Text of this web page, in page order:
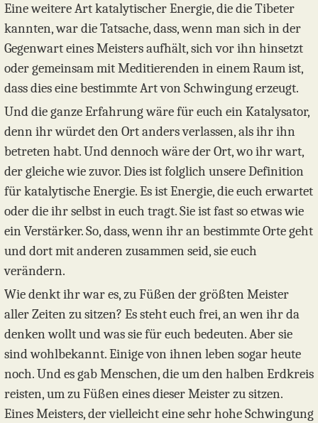
Eine weitere Art katalytischer Energie, die die Tibeter
kannten, war die Tatsache, dass, wenn man sich in der
Gegenwart eines Meisters aufhält, sich vor ihn hinsetzt
oder gemeinsam mit Meditierenden in einem Raum ist,
dass dies eine bestimmte Art von Schwingung erzeugt.
Und die ganze Erfahrung wäre für euch ein Katalysator,
denn ihr würdet den Ort anders verlassen, als ihr ihn
betreten habt. Und dennoch wäre der Ort, wo ihr wart,
der gleiche wie zuvor. Dies ist folglich unsere Definition
für katalytische Energie. Es ist Energie, die euch erwartet
oder die ihr selbst in euch tragt. Sie ist fast so etwas wie
ein Verstärker. So, dass, wenn ihr an bestimmte Orte geht
und dort mit anderen zusammen seid, sie euch
verändern.
Wie denkt ihr war es, zu Füßen der größten Meister
aller Zeiten zu sitzen? Es steht euch frei, an wen ihr da
denken wollt und was sie für euch bedeuten. Aber sie
sind wohlbekannt. Einige von ihnen leben sogar heute
noch. Und es gab Menschen, die um den halben Erdkreis
reisten, um zu Füßen eines dieser Meister zu sitzen.
Eines Meisters, der vielleicht eine sehr hohe Schwingung